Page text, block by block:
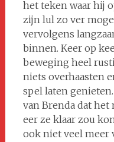
het teken waar hij
zijn lul zo ver
vervolgens
binnen. Keer op
beweging heel
niets overhaasten
spel laten
van Brenda dat
eer ze klaar zou
ook niet veel meer